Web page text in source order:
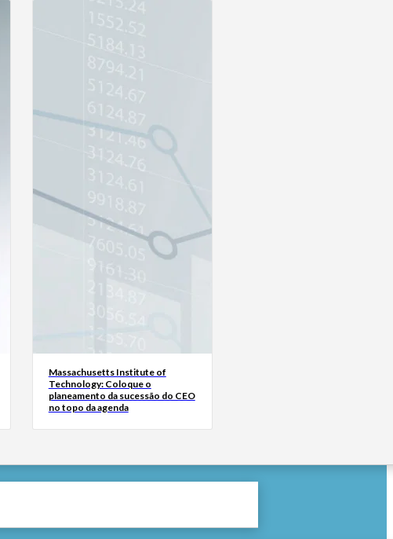
Massachusetts Institute of
Technology: Coloque o
planeamento da sucessão do CEO
no topo da agenda